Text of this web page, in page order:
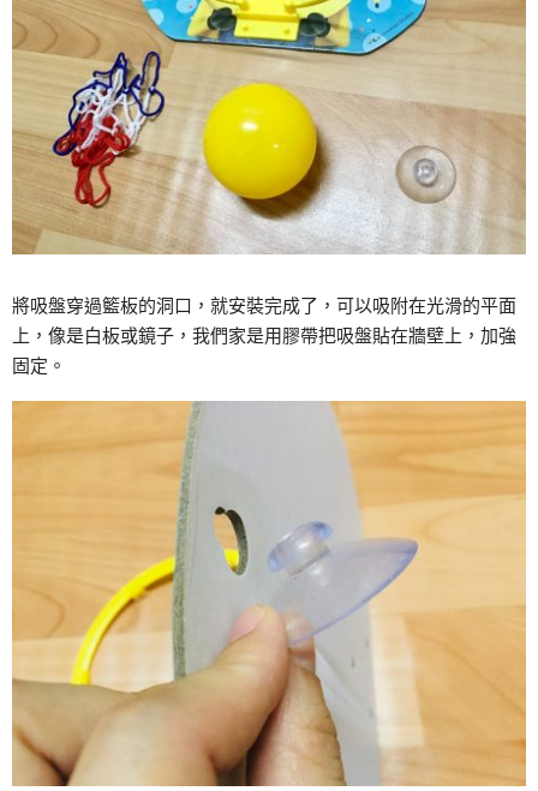
將吸盤穿過籃板的洞口，就安裝完成了，可以吸附在光滑的平面
上，像是白板或鏡子，我們家是用膠帶把吸盤貼在牆壁上，加強
固定。